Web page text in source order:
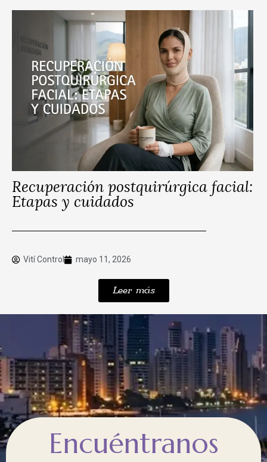
Recuperación postquirúrgica facial:
Etapas y cuidados
Vití Control mayo 11, 2026
Leer más
Encuéntranos